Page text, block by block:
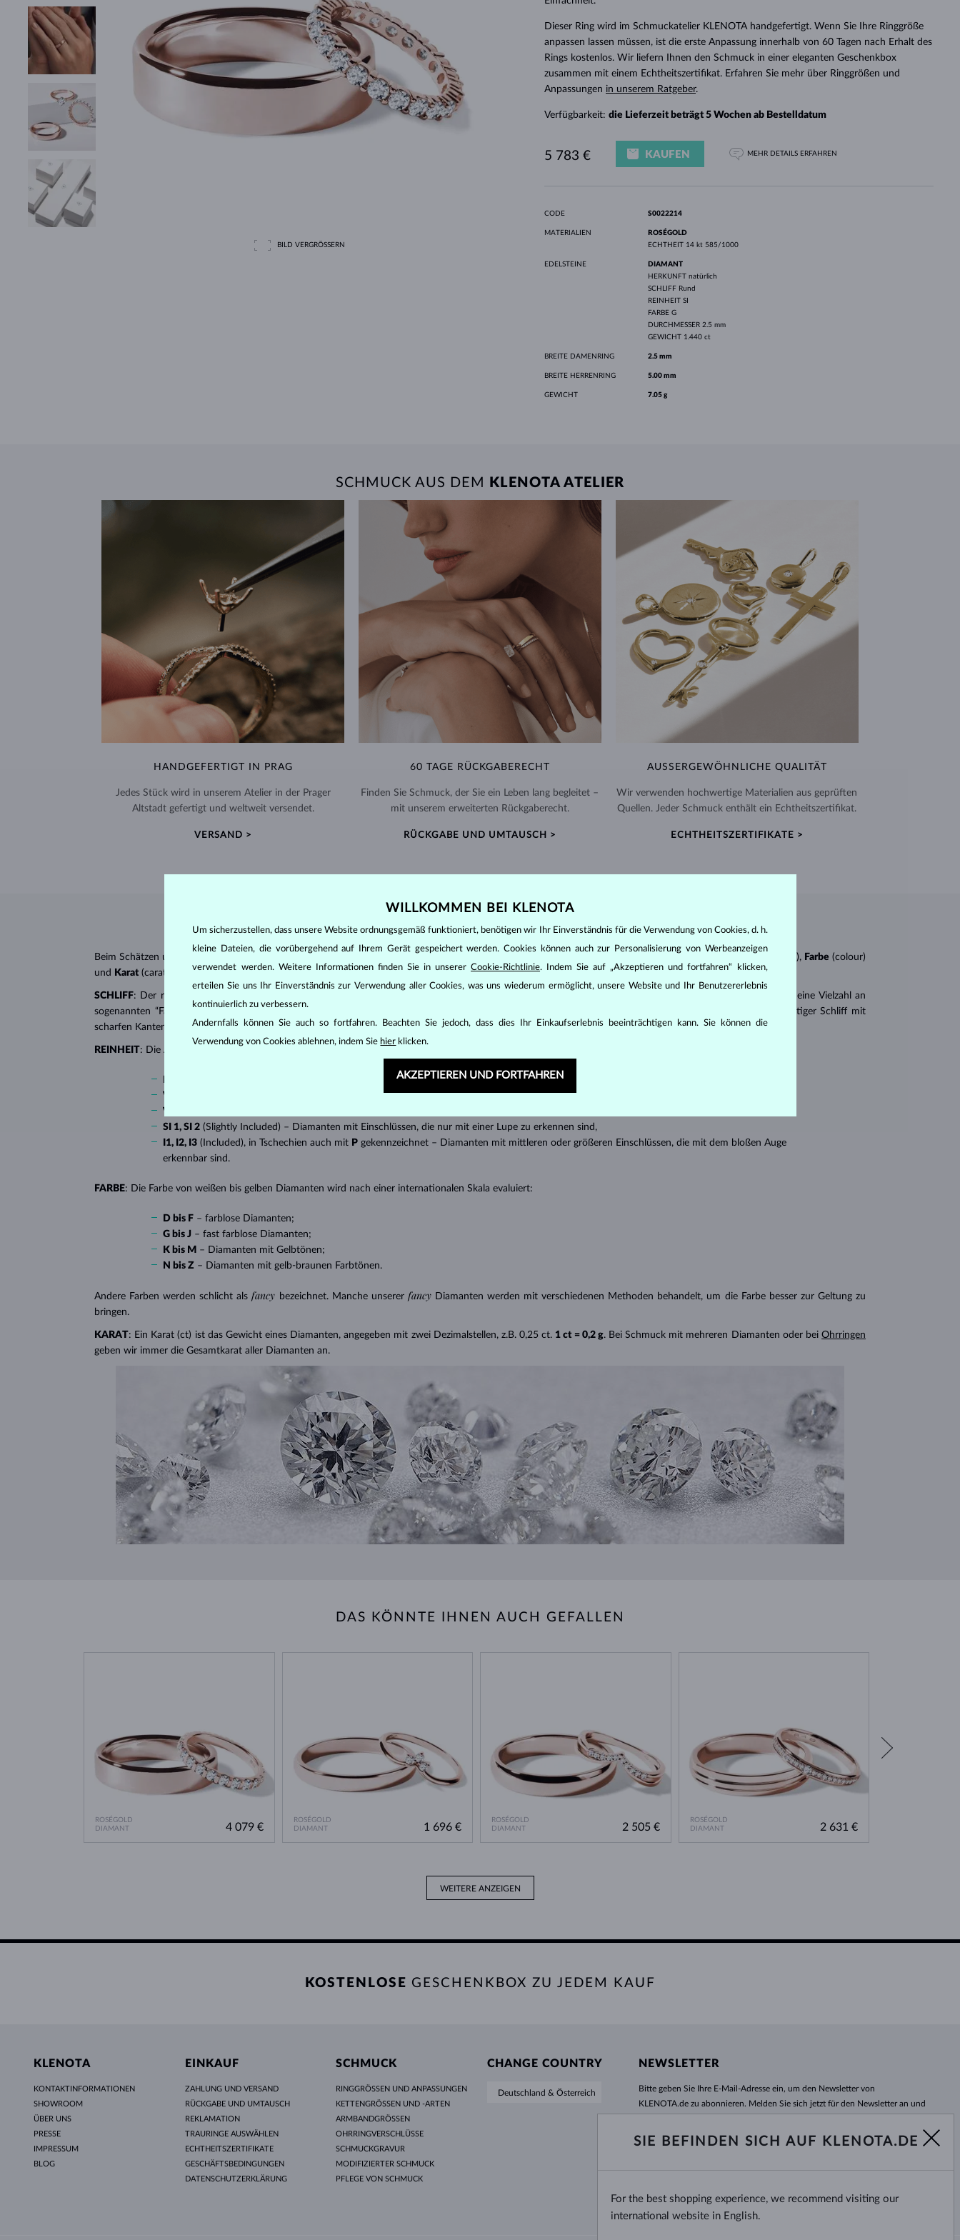
HALO-DESIGN
ORIGINELLE SETS
AMETHYSTE
EINZELOHRRINGE
GELBGOLD
ROSÉGOLD
EDELSTEINE
MAGNETISCHE HALSKETTEN
DURCHSEHEN
SÜSSWASSERPERLEN
LÜNETTENFASSUNG
ROSÉGOLD
GRAVIERBARER SCHMUCK
LETNÍ VRSTVENÍ
FÜR DIE MUTTER
BILD VERGRÖSSERN
Dieser Ring wird im Schmuckatelier KLENOTA handgefertigt. Wenn Sie Ihre Ringgröße
anpassen lassen müssen, ist die erste Anpassung innerhalb von 60 Tagen nach Erhalt des
Rings kostenlos. Wir liefern Ihnen den Schmuck in einer eleganten Geschenkbox
zusammen mit einem Echtheitszertifikat. Erfahren Sie mehr über Ringgrößen und
Anpassungen in unserem Ratgeber.
Verfügbarkeit: die Lieferzeit beträgt 5 Wochen ab Bestelldatum
5 783 € KAUFEN MEHR DETAILS ERFAHREN
CODE S0022214
MATERIALIEN
ROSÉGOLD
ECHTHEIT 14 kt 585/1000
EDELSTEINE
DIAMANT
HERKUNFT natürlich
SCHLIFF Rund
REINHEIT SI
FARBE G
DURCHMESSER 2.5 mm
GEWICHT 1.440 ct
BREITE DAMENRING 2.5 mm
BREITE HERRENRING 5.00 mm
GEWICHT 7.05 g
SCHMUCK AUS DEM KLENOTA ATELIER
HANDGEFERTIGT IN PRAG
Jedes Stück wird in unserem Atelier in der Prager
Altstadt gefertigt und weltweit versendet.
VERSAND >
60 TAGE RÜCKGABERECHT
Finden Sie Schmuck, der Sie ein Leben lang begleitet –
mit unserem erweiterten Rückgaberecht.
RÜCKGABE UND UMTAUSCH >
AUSSERGEWÖHNLICHE QUALITÄT
Wir verwenden hochwertige Materialien aus geprüften
Quellen. Jeder Schmuck enthält ein Echtheitszertifikat.
ECHTHEITSZERTIFIKATE >
DIAMANT SCHMUCK
Beim Schätzen und Zertifizieren von werden zunächst die grundsätzlichen Parameter bewertet - die sogenannten Schliff Reinheit (clarity), Farbe (colour)
und
Karat (carat). All diese Eigenschaften haben einen wesentlichen Einfluss auf den Preis eines Diamanten.
SCHLIFF: Der richtige Schliff verleiht dem Diamanten seinen strahlenden Glanz. Der beliebteste Schliff ein Rundschliff, der
. Es gibt aber auch eine Vielzahl an
sogenannten “Fantasieschliffen”, in die ein Diamant gebracht werden kann, z.B. Marquise, Baguette, Herz, Tropfen, Oval oder Princess (ein drei- oder vierseitiger Schliff mit
scharfen Kanten, besonders beliebt bei Verlobungsringen).
REINHEIT: Die Anzahl, Größe und Verteilung sogenannter “Einschlüsse” oder innerer Unreinheiten eines Diamanten bestimmen seine Reinheit:
(Internally Flawless) – absolut transparente Diamanten ohne Einschlüsse,
VVS 1, VVS 2
(Very Very Slightly Included) – Diamanten mit sehr kleinen Einschlüssen,
VS 1, VS 2
SI 1, SI 2 (Slightly Included) – Diamanten mit Einschlüssen, die nur mit einer Lupe zu erkennen sind,
I1, I2, I3 (Included), in Tschechien auch mit P gekennzeichnet – Diamanten mit mittleren oder größeren Einschlüssen, die mit dem bloßen Auge
erkennbar sind.
FARBE: Die Farbe von weißen bis gelben Diamanten wird nach einer internationalen Skala evaluiert:
D bis F – farblose Diamanten;
G bis J – fast farblose Diamanten;
K bis M – Diamanten mit Gelbtönen;
N bis Z – Diamanten mit gelb-braunen Farbtönen.
Andere Farben werden schlicht als fancy bezeichnet. Manche unserer fancy Diamanten werden mit verschiedenen Methoden behandelt, um die Farbe besser zur Geltung zu
bringen.
KARAT: Ein Karat (ct) ist das Gewicht eines Diamanten, angegeben mit zwei Dezimalstellen, z.B. 0,25 ct. 1 ct = 0,2 g. Bei Schmuck mit mehreren Diamanten oder bei Ohrringen
geben wir immer die Gesamtkarat aller Diamanten an.
DAS KÖNNTE IHNEN AUCH GEFALLEN
ROSÉGOLD
DIAMANT
4 079 €
ROSÉGOLD
DIAMANT
1 696 €
ROSÉGOLD
DIAMANT
2 505 €
ROSÉGOLD
DIAMANT
2 631 €
WEITERE ANZEIGEN
KOSTENLOSE GESCHENKBOX ZU JEDEM KAUF
KLENOTA
KONTAKTINFORMATIONEN
SHOWROOM
ÜBER UNS
PRESSE
IMPRESSUM
BLOG
EINKAUF
ZAHLUNG UND VERSAND
RÜCKGABE UND UMTAUSCH
REKLAMATION
TRAURINGE AUSWÄHLEN
ECHTHEITSZERTIFIKATE
GESCHÄFTSBEDINGUNGEN
DATENSCHUTZERKLÄRUNG
SCHMUCK
RINGGRÖSSEN UND ANPASSUNGEN
KETTENGRÖSSEN UND -ARTEN
ARMBANDGRÖSSEN
OHRRINGVERSCHLÜSSE
SCHMUCKGRAVUR
MODIFIZIERTER SCHMUCK
PFLEGE VON SCHMUCK
CHANGE COUNTRY
Deutschland & Österreich
NEWSLETTER
Bitte geben Sie Ihre E-Mail-Adresse ein, um den Newsletter von
KLENOTA.de zu abonnieren. Melden Sie sich jetzt für den Newsletter an und
kein Sonderangebot mehr!
Ja, ich möchte interessanteNeuigkeiten per E-Mail erhalten.
WILLKOMMEN BEI KLENOTA
Um sicherzustellen, dass unsere Website ordnungsgemäß funktioniert, benötigen wir Ihr Einverständnis für die Verwendung von Cookies, d. h.
kleine Dateien, die vorübergehend auf Ihrem Gerät gespeichert werden. Cookies können auch zur Personalisierung von Werbeanzeigen
verwendet werden. Weitere Informationen finden Sie in unsererCookie-Richtlinie. Indem Sie auf „Akzeptieren und fortfahren“ klicken,
erteilen Sie uns Ihr Einverständnis zur Verwendung aller Cookies, was uns wiederum ermöglicht, unsere Website und Ihr Benutzererlebnis
kontinuierlich zu verbessern.
Andernfalls können Sie auch so fortfahren. Beachten Sie jedoch, dass dies Ihr Einkaufserlebnis beeinträchtigen kann. Sie können die
Verwendung von Cookies ablehnen, indem Sie hier klicken.
AKZEPTIEREN UND FORTFAHREN
SIE BEFINDEN SICH AUF KLENOTA.DE
For the best shopping experience, we recommend visiting our
international website in English.